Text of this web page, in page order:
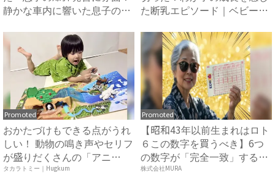
静かな車内に響いた息子の一
た断乳エピソード｜ベビーカ
Promoted
おかたづけもできる点がうれ
しい！ 動物の鳴き声やセリフ
が盛りだくさんの「アニ
ア ...
タカラトミー｜Hugkum
Promoted
【昭和43年以前生まれはロト
６この数字を買うべき】6つ
の数字が「完全一致」する
方...
株式会社MURA